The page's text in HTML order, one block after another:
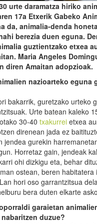
urte daramatza hiriko
17a Etxerik Gabeko
da, animalia-denda
berezia duen eguna.
guztientzako etxea
Maria Angeles
diren Amaitan adopzioak.
nazioarteko eguna
bakarrik, guretzako urteko
Urte batean kaleko
30-40 txakurrei etxea
direnean jada ez
jendea gurekin
Horretaz gain, jendeak
ohi dizkigu eta, behar
ostean, beren habitatera
hori oso garrantzitsua
bera duten elkarte
garaietan
duzue?